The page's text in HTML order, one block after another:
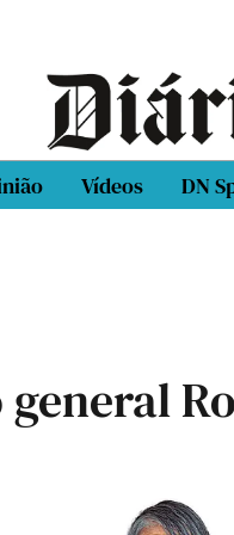
Vídeos DN